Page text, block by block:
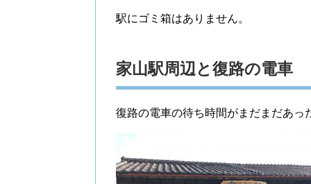
駅にゴミ箱はありません。
家山駅周辺と復路の電車
復路の電車の待ち時間がまだまだあ